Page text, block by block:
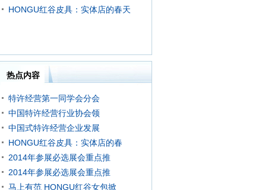
HONGU红谷皮具：实体店的春天
热点内容
特许经营第一同学会分会
中国特许经营行业协会领
中国式特许经营企业发展
HONGU红谷皮具：实体店的春
2014年参展必选展会重点推
2014年参展必选展会重点推
马上有范 HONGU红谷女包掀